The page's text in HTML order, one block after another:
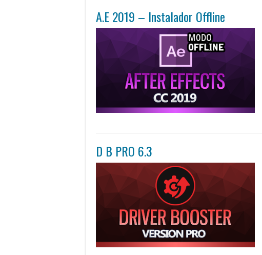
A.E 2019 – Instalador Offline
D B PRO 6.3